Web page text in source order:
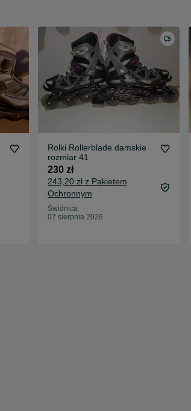
Rolki Rollerblade damskie
rozmiar 41
230 zł
243,20 zł z Pakietem
Ochronnym
Świdnica
07 sierpnia 2026